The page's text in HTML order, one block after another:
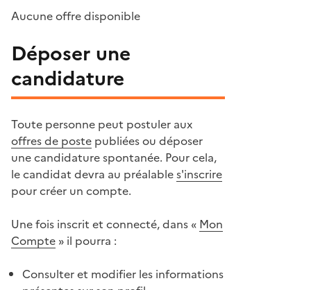
Aucune offre disponible
Déposer une
candidature
Toute personne peut postuler aux
offres de poste publiées ou déposer
une candidature spontanée. Pour cela,
le candidat devra au préalables'inscrire
pour créer un compte.
Une fois inscrit et connecté, dans « Mon
Compte » il pourra :
Consulter et modifier les informations